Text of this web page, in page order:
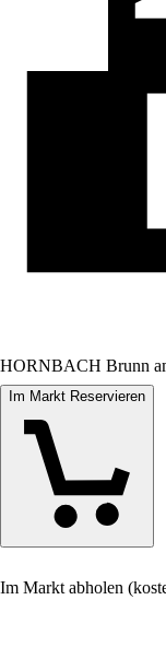
HORNBACH Brunn
Im Markt Reservieren
Im Markt abholen